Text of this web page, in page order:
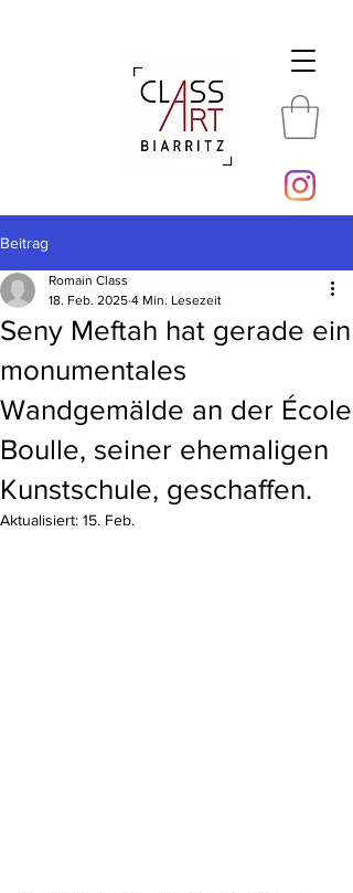
Beitrag
Seny Meftah hat gerade ein
monumentales
Wandgemälde an der École
Boulle, seiner ehemaligen
Kunstschule, geschaffen.
Romain Class
18. Feb. 2025 4 Min. Lesezeit
Aktualisiert: 15. Feb.